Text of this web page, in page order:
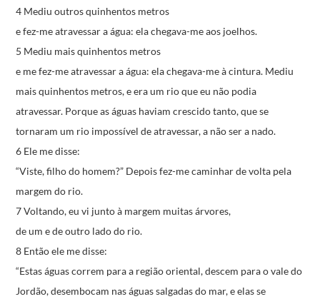
4 Mediu outros quinhentos metros
e fez-me atravessar a água: ela chegava-me aos joelhos.
5 Mediu mais quinhentos metros
e me fez-me atravessar a água: ela chegava-me à cintura. Mediu
mais quinhentos metros,e era um rio que eu não podia
atravessar. Porque as águas haviam crescido tanto,que se
tornaram um rio impossível de atravessar,a não ser a nado.
6 Ele me disse:
“Viste, filho do homem?” Depois fez-me caminhar de volta pela
margem do rio.
7 Voltando, eu vi junto à margem muitas árvores,
de um e de outro lado do rio.
8 Então ele me disse:
“Estas águas correm para a região oriental,descem para o vale do
Jordão,desembocam nas águas salgadas do mar,e elas se